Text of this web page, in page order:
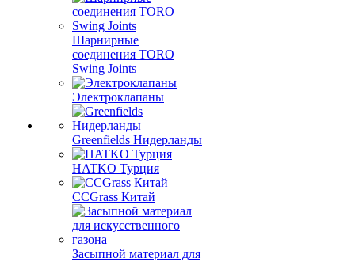
Шарнирные
соединения TORO
Swing Joints
Электроклапаны
Greenfields Нидерланды
HATKO Турция
CCGrass Китай
Засыпной материал для